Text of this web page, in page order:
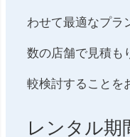
わせて最適なプラ
数の店舗で見積も
較検討することを
レンタル期